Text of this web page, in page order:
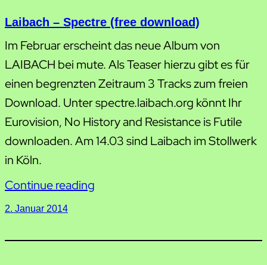
Laibach – Spectre (free download)
Im Februar erscheint das neue Album von
LAIBACH bei mute. Als Teaser hierzu gibt es für
einen begrenzten Zeitraum 3 Tracks zum freien
Download. Unter spectre.laibach.org könnt Ihr
Eurovision, No History and Resistance is Futile
downloaden. Am 14.03 sind Laibach im Stollwerk
in Köln.
Continue reading
2. Januar 2014